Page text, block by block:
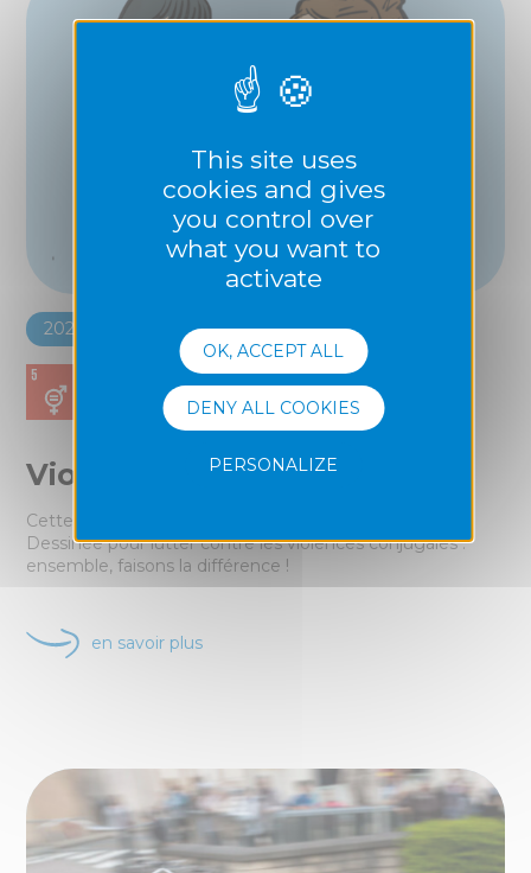
2024
Violences Intrafamiliales
Cette commission a pour objectif de créer une Bande
Dessinée pour lutter contre les violences conjugales :
ensemble, faisons la différence !
en savoir plus
This site uses
cookies and gives
you control over
what you want to
activate
OK, ACCEPT ALL
DENY ALL COOKIES
PERSONALIZE